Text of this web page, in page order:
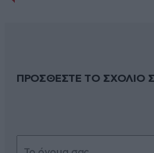
ΠΡΟΣΘΕΣΤΕ ΤΟ ΣΧΟΛΙΟ